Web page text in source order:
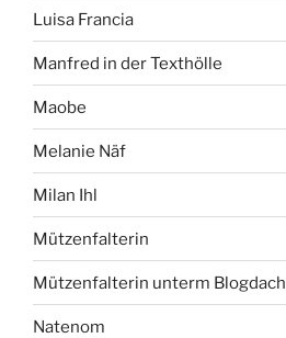
Luisa Francia
Manfred in der Texthölle
Maobe
Melanie Näf
Milan Ihl
Mützenfalterin
Mützenfalterin unterm Blogdach
Natenom